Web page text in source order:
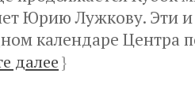
Юрию Лужкову. Эти
календаре Центра
далее}